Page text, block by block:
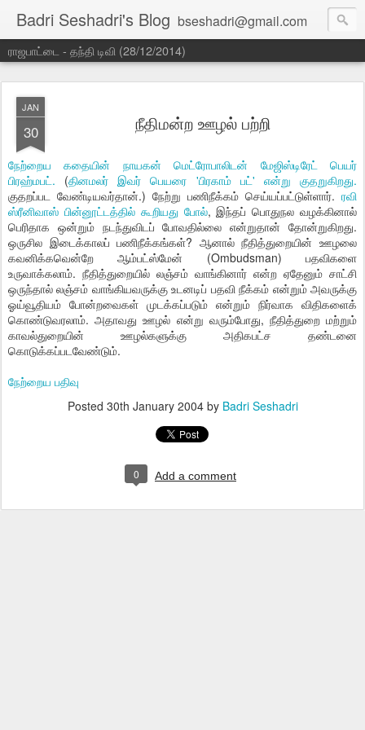
Badri Seshadri's Blog bseshadri@gmail.com
ராஜபாட்டை - தந்தி டிவி (28/12/2014)
JAN
30 நீதிமன்ற ஊழல் பற்றி
நேற்றைய கதையின் நாயகன் மெட்ரோபாலிடன் மேஜிஸ்டிரேட் பெயர்
பிரஹ்மபட். (தினமலர் இவர் பெயரை 'பிரகாம் பட்' என்று குதறுகிறது.
குதறப்பட வேண்டியவர்தான்.) நேற்று பணிநீக்கம் செய்யப்பட்டுள்ளார். ரவி
ஸ்ரீனிவாஸ் பின்னூட்டத்தில் கூறியது போல், இந்தப் பொதுநல வழக்கினால்
பெரிதாக ஒன்றும் நடந்துவிடப் போவதில்லை என்றுதான் தோன்றுகிறது.
ஒருசில இடைக்காலப் பணிநீக்கங்கள்? ஆனால் நீதித்துறையின் ஊழலை
கவனிக்கவென்றே ஆம்பட்ஸ்மேன் (Ombudsman) பதவிகளை
உருவாக்கலாம். நீதித்துறையில் லஞ்சம் வாங்கினார் என்ற ஏதேனும் சாட்சி
ஒருந்தால் லஞ்சம் வாங்கியவருக்கு உடனடிப் பதவி நீக்கம் என்றும் அவருக்கு
ஓய்வூதியம் போன்றவைகள் முடக்கப்படும் என்றும் நிர்வாக விதிகளைக்
கொண்டுவரலாம். அதாவது ஊழல் என்று வரும்போது, நீதித்துறை மற்றும்
காவல்துறையின் ஊழல்களுக்கு அதிகபட்ச தண்டனை
கொடுக்கப்படவேண்டும்.
நேற்றைய பதிவு
Posted 30th January 2004by Badri Seshadri
0 Add a comment